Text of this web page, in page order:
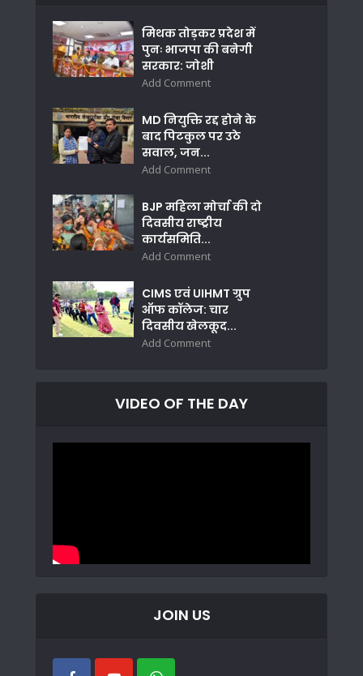
मिथक तोड़कर प्रदेश में
पुनः भाजपा की बनेगी
सरकार: जोशी
Add Comment
MD नियुक्ति रद्द होने के
बाद पिटकुल पर उठे
सवाल, जन...
Add Comment
BJP महिला मोर्चा की दो
दिवसीय राष्ट्रीय
कार्यसमिति...
Add Comment
CIMS एवं UIHMT ग्रुप
ऑफ कॉलेज: चार
दिवसीय खेलकूद...
Add Comment
VIDEO OF THE DAY
JOIN US